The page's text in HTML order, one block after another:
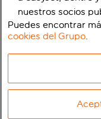
nuestros socios
Puedes encontrar
cookies del Grupo.